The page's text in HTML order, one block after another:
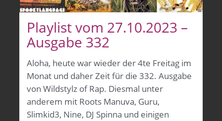
Playlist vom 27.10.2023 –
Ausgabe 332
Aloha, heute war wieder der 4te Freitag im
Monat und daher Zeit für die 332. Ausgabe
von Wildstylz of Rap. Diesmal unter
anderem mit Roots Manuva, Guru,
Slimkid3, Nine, DJ Spinna und einigen